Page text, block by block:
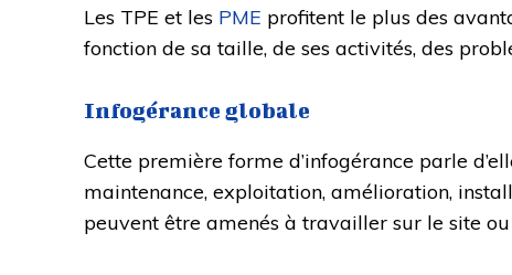
Les TPE et les PME profitent le plus des
fonction de sa taille, de ses activités, des
Infogérance globale
Cette première forme d’infogérance parle
maintenance, exploitation, amélioration,
peuvent être amenés à travailler sur le site